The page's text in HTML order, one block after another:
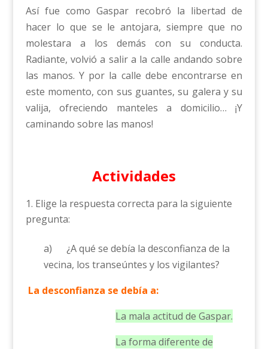
Así fue como Gaspar recobró la libertad de
hacer lo que se le antojara, siempre que no
molestara a los demás con su conducta.
Radiante, volvió a salir a la calle andando sobre
las manos. Y por la calle debe encontrarse en
este momento, con sus guantes, su galera y su
valija, ofreciendo manteles a domicilio… ¡Y
caminando sobre las manos!
Actividades
Elige la respuesta correcta para la siguiente
pregunta:
a) ¿A qué se debía la desconfianza de la
vecina, los transeúntes y los vigilantes?
La desconfianza se debía a:
La mala actitud de Gaspar.
La forma diferente de